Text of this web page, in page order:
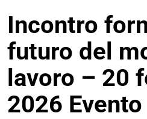
Incontro
futuro del
lavoro – 20
2026 Evento